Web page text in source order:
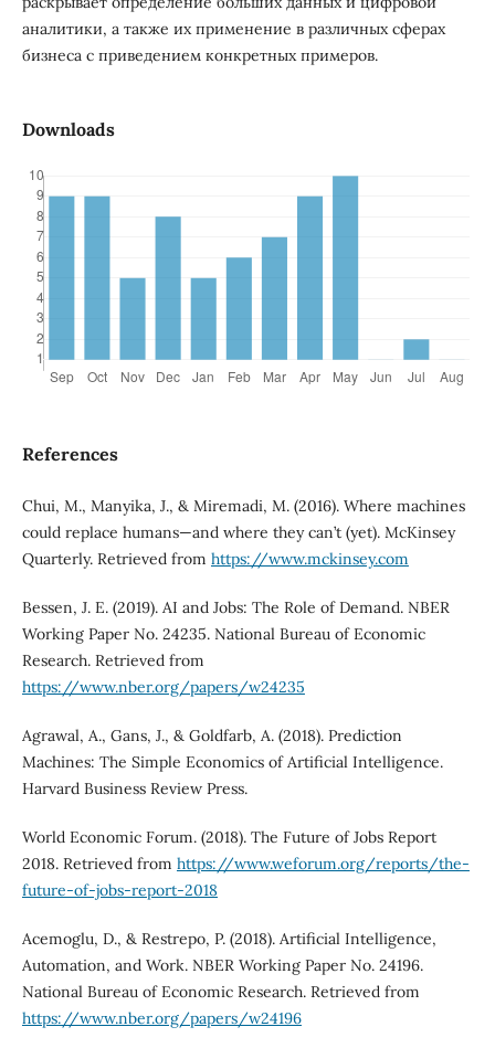
аналитики, а также их применение в различных сферах
бизнеса с приведением конкретных примеров.
Downloads
References
Chui, M., Manyika, J., & Miremadi, M. (2016). Where machines
could replace humans—and where they can’t (yet). McKinsey
Quarterly. Retrieved from https://www.mckinsey.com
Bessen, J. E. (2019). AI and Jobs: The Role of Demand. NBER
Working Paper No. 24235. National Bureau of Economic
Research. Retrieved from
https://www.nber.org/papers/w24235
Agrawal, A., Gans, J., & Goldfarb, A. (2018). Prediction
Machines: The Simple Economics of Artificial Intelligence.
Harvard Business Review Press.
World Economic Forum. (2018). The Future of Jobs Report
2018. Retrieved from https://www.weforum.org/reports/the-
future-of-jobs-report-2018
Acemoglu, D., & Restrepo, P. (2018). Artificial Intelligence,
Automation, and Work. NBER Working Paper No. 24196.
National Bureau of Economic Research. Retrieved from
https://www.nber.org/papers/w24196